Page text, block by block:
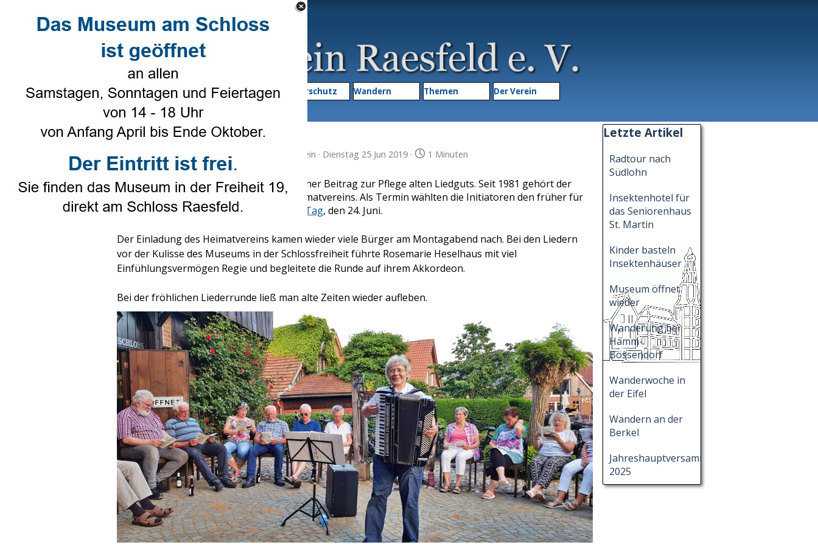
Select Language ▼
Menü überspringen
Heimatverein ▼Genealogie ▼ Naturschutz Wandern Themen ▼
Der Verein
Johannisingen
Veröffentlicht von Ruth Beering Heimatverein · Dienstag 25 Jun 2019 ·
1 Minuten
Tags:Johannisingen
Der traditionelle Mitsingabend ist ein kleiner Beitrag zur Pflege alten Liedguts. Seit 1981 gehört der
Singabend zum Jahresprogramm des Heimatvereins. Als Termin wählten die Initiatoren den früher für
die Nachbarschaft bedeutenden
Johanni-Tag, den 24. Juni.
Der Einladung des Heimatvereins kamen wieder viele Bürger am Montagabend nach. Bei den Liedern
vor der Kulisse des Museums in der Schlossfreiheit führte Rosemarie Heselhaus mit viel
Einfühlungsvermögen Regie und begleitete die Runde auf ihrem Akkordeon.
Bei der fröhlichen Liederrunde ließ man alte Zeiten wieder aufleben.
Block überspringen Letzte Artikel
Letzte Artikel
Radtour nach
Südlohn
Insektenhotel für
das Seniorenhaus
St. Martin
Kinder basteln
Insektenhäuser
Museum öffnet
wieder
Wanderung bei
Hamm-
Bossendorf
Wanderwoche in
der Eifel
Wandern an der
Berkel
Jahreshauptversammlung
2025